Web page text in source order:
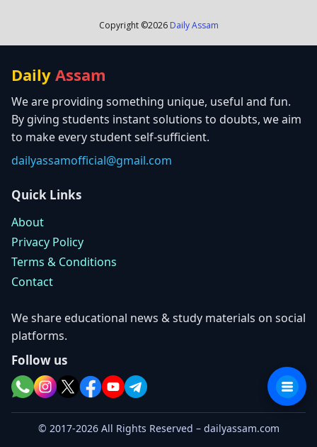
Copyright ©2026 Daily Assam
Daily Assam
We are providing something unique, useful and fun.
By giving students instant solutions to doubts, we aim
to make every student self-sufficient.
dailyassamofficial@gmail.com
Quick Links
About
Privacy Policy
Terms & Conditions
Contact
We share educational news & study materials on social
platforms.
Follow us
© 2017-2026 All Rights Reserved – dailyassam.com